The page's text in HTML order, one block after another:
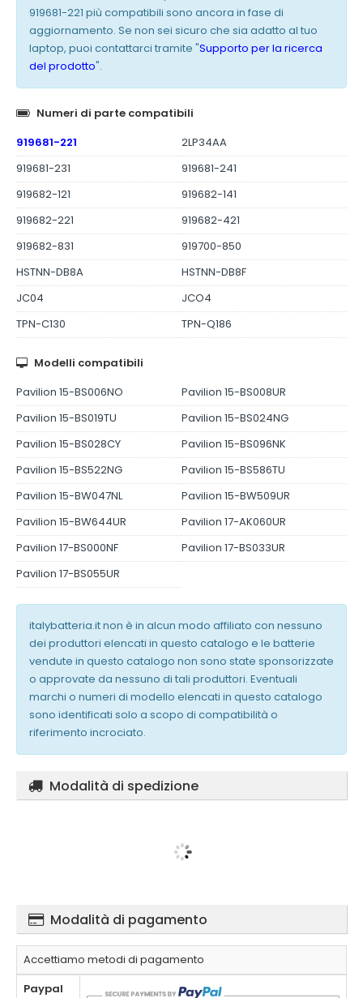
919681-221 più compatibili sono ancora in fase di
aggiornamento. Se non sei sicuro che sia adatto al tuo
laptop, puoi contattarci tramite "Supporto per la ricerca
del prodotto".
Numeri di parte compatibili
919681-221
2LP34AA
919681-231
919681-241
919682-121
919682-141
919682-221
919682-421
919682-831
919700-850
HSTNN-DB8A
HSTNN-DB8F
JC04
JCO4
TPN-C130
TPN-Q186
Modelli compatibili
Pavilion 15-BS006NO
Pavilion 15-BS008UR
Pavilion 15-BS019TU
Pavilion 15-BS024NG
Pavilion 15-BS028CY
Pavilion 15-BS096NK
Pavilion 15-BS522NG
Pavilion 15-BS586TU
Pavilion 15-BW047NL
Pavilion 15-BW509UR
Pavilion 15-BW644UR
Pavilion 17-AK060UR
Pavilion 17-BS000NF
Pavilion 17-BS033UR
Pavilion 17-BS055UR
italybatteria.it non è in alcun modo affiliato con nessuno
dei produttori elencati in questo catalogo e le batterie
vendute in questo catalogo non sono state sponsorizzate
o approvate da nessuno di tali produttori. Eventuali
marchi o numeri di modello elencati in questo catalogo
sono identificati solo a scopo di compatibilità o
riferimento incrociato.
Modalità di spedizione
Modalità di pagamento
Accettiamo metodi di pagamento
Paypal